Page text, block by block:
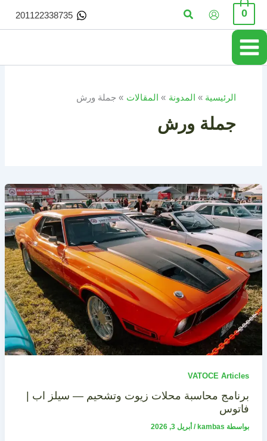
تخطي
المحتوى
0 البحث 201122338735
الرئيسية المدونة المقالات جملة ورش
جملة ورش
VATOCE Articles
برنامج محاسبة محلات زيوت وتشحيم — سيلز اب |
فاتوس
بواسطة kambas
/ أبريل 3, 2026